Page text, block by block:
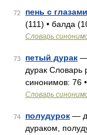
72 пень с глазами
(111) • балда
Словарь
73 петый дурак —
дурак Словарь
синонимов: 76
Словарь
74 полудурок —
дураком,